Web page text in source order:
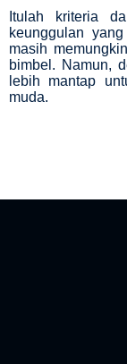
Itulah kriteria
keunggulan
masih
bimbel. Namun,
lebih mantap
muda.